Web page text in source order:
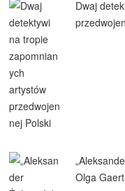
Dwaj
Olga